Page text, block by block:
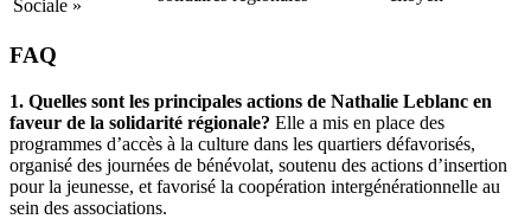
Sociale »
FAQ
1. Quelles sont les principales actions de Nathalie Leblanc en
faveur de la solidarité régionale? Elle a mis en place des
programmes d’accès à la culture dans les quartiers défavorisés,
organisé des journées de bénévolat, soutenu des actions d’insertion
pour la jeunesse, et favorisé la coopération intergénérationnelle au
sein des associations.